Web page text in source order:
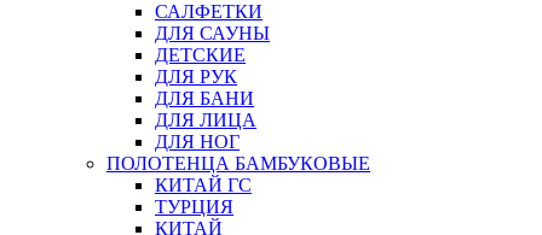
САЛФЕТКИ
ДЛЯ САУНЫ
ДЕТСКИЕ
ДЛЯ РУК
ДЛЯ БАНИ
ДЛЯ ЛИЦА
ДЛЯ НОГ
ПОЛОТЕНЦА БАМБУКОВЫЕ
КИТАЙ ГС
ТУРЦИЯ
КИТАЙ